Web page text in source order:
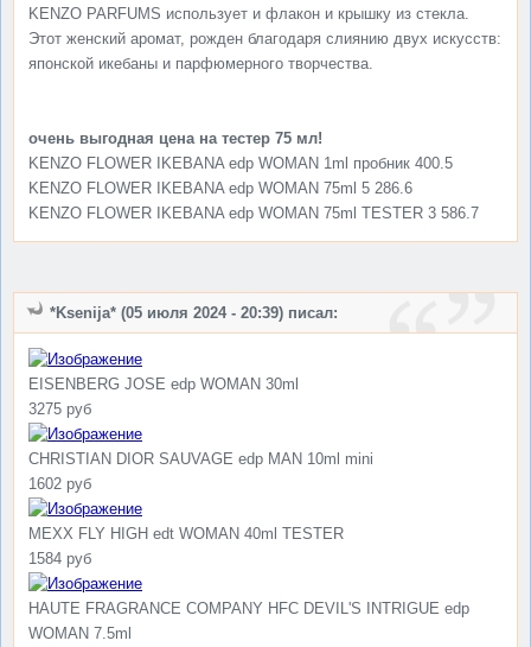
KENZO PARFUMS использует и флакон и крышку из стекла.
Этот женский аромат, рожден благодаря слиянию двух искусств:
японской икебаны и парфюмерного творчества.
очень выгодная цена на тестер 75 мл!
KENZO FLOWER IKEBANA edp WOMAN 1ml пробник 400.5
KENZO FLOWER IKEBANA edp WOMAN 75ml 5 286.6
KENZO FLOWER IKEBANA edp WOMAN 75ml TESTER 3 586.7
*Ksenija* (05 июля 2024 - 20:39) писал:
EISENBERG JOSE edp WOMAN 30ml
3275 руб
CHRISTIAN DIOR SAUVAGE edp MAN 10ml mini
1602 руб
MEXX FLY HIGH edt WOMAN 40ml TESTER
1584 руб
HAUTE FRAGRANCE COMPANY HFC DEVIL'S INTRIGUE edp
WOMAN 7.5ml